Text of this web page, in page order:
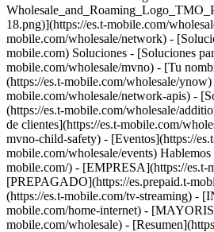
18.png)](https://es.t-mobile.com/
mobile.com/wholesale/network) -
mobile.com) Soluciones - [Soluciones
mobile.com/wholesale/mvno) - [Tu
(https://es.t-mobile.com/wholesale/
mobile.com/wholesale/network-apis) -
(https://es.t-mobile.com/wholesale/
de clientes](https://es.t-mobile.com/
mvno-child-safety) - [Eventos](https://
mobile.com/wholesale/events)
mobile.com/) - [EMPRESA](https://es.t-
[PREPAGADO](https://es.prepaid.t-
(https://es.t-mobile.com/tv-streaming) -
mobile.com/home-internet) -
mobile.com/wholesale) - [Resumen](https://es.t-mobile.com#Summary) - [Historia de clientes](https://es.t-mobile.com#Customer-story) - [Aspectos destacados](https://es.t-mobile.com#Key-takeaways) ![Una niña y un niño están sonriendo. Los dos están mirando el teléfono que tiene la niña.](https://es.t-mobile.com/sdscene7/is/image/Tmusprod/bark-children-apps-mobile-11318550-2:16x9?fmt=jpg&qlt=85%2C0&resMode=sharp2&op_usm=1.75%2C0.3%2C2%2C0) ## Un operador de redes móviles virtuales (MVNO) creado específicamente para la seguridad de los niños en Internet. [Un operador de redes móviles virtuales (MVNO) creado específicamente para la seguridad de los niños en Internet.](https://es.t-mobile.com) Un operador de redes móviles virtuales (MVNO) creado específicamente para la seguridad de los niños en Internet. Cómo Bark se expandió a nivel nacional gracias a T-Mobile Mayorista y Roaming. ## Un operador de redes móviles virtuales (MVNO) creado específicamente para la seguridad de los niños en Internet. # Un operador de redes móviles virtuales (MVNO) creado específicamente para la seguridad de los niños en Internet. Cómo Bark se expandió a nivel nacional gracias a T-Mobile Mayorista y Roaming. ## Un operador de redes móviles virtuales (MVNO) creado específicamente para la seguridad de los niños en Internet. COMPARTE ESTE ARTÍCULO: - [](https://www.linkedin.com/cws/share?url=https%3A%2F%2Fes.t-mobile.com%2Fwholesale%2Fcustomer-success-stories%2Fbark-mvno-child-safety) - [](https://www.facebook.com/sharer/sharer.php?u=https%3A%2F%2Fes.t-mobile.com%2Fwholesale%2Fcustomer-success-stories%2Fbark-mvno-child-safety) - [](https://twitter.com/intent/tweet?url=https%3A%2F%2Fes.t-mobile.com%2Fwholesale%2Fcustomer-success-stories%2Fbark-mvno-child-safety&text=) Resumen ejecutivo. Fundada en 2015, Bark Technologies se ha convertido en líder en seguridad infantil en línea, y protege a más de 7 millones de niños con su servicio de supervisión basado en inteligencia artificial. Sin embargo, incluso con Bark instalado, los teléfonos con sistemas operativos más antiguos seguían siendo vulnerables y difíciles de proteger, lo que llevó a la empresa a ampliar su oferta del software al hardware y lanzar el Bark Phone. Bark se enfrentó a varios retos en su evolución hasta convertirse en proveedor de telefonía. T-Mobile demostró ser el operador móvil capaz de ofrecer la cobertura nacional, la escalabilidad y la flexibilidad de plataforma MVNO necesarias para proporcionar un dispositivo seguro y a prueba de manipulaciones para los niños. *“Con T-Mobile, podemos ofrecer a Bark la mejor solución del mercado. Cuando llega un dispositivo, ya sea un Bark Phone o un Bark Watch, ya viene con el servicio incluido".* De Titania Jordan, CMO, Bark. ![Una mujer y una niña sonríen mientras miran el smartphone que sostiene la mujer.](https://es.t-mobile.com/sdscene7/is/image/Tmusprod/bark-mother-daughter-phone-lifestyle:4x3?fmt=png-alpha&qlt=85%2C0&resMode=sharp2&op_usm=1.75%2C0.3%2C2%2C0) Impulsando un nuevo estándar en seguridad en línea con la solución de operador de redes móviles virtuales (MVNO) de T-Mobile. - Lanzamiento a nivel nacional en la mejor red móvil\*, con una cobertura 5G confiable que llega a familias prácticamente en cualquier lugar. - Una plataforma MVNO flexible que permite a Bark actuar con rapidez, personalizar sus ofertas y adaptarse rápidamente para cumplir con su misión principal de seguridad. - Orientación estratégica y apoyo especializado en materia de dispositivos, adopción de eSIM y la hoja de ruta de la tecnología 5G para garantizar la disponibilidad operativa. La Mejor Red Móvil de EE. UU. según el análisis de Ookla® de los datos de Speedtest Intelligence® del semestre 2 de 2025. Un socio ágil y de confianza para una misión que no podía esperar. Bark se asoció con T-Mobile para que fuera el proveedor exclusivo de servicios móviles del Bark Phone. Este acuerdo sentó las bases para que Bark pudiera ofrecer planes asequibles en la red 5G más grande y rápida del país\*, lo que ayudó a garantizar que sus funciones de seguridad esenciales, como las alertas en tiempo real y el seguimiento por GPS, funcionaran de forma confiable. El resultado fue una solución de seguridad integrada y ya configurada para los padres, fruto de una colaboración que impulsó la innovación en ambas empresas. Al proporcionar una red confiable y apoyo en materia de asesoramiento, T-Mobile permitió a Bark centrarse en su misión principal: analizar miles de millones de actividades en línea y detectar cientos de miles de casos de autolesión y acoso escolar grave en tiempo real, lo que permitió tomar medidas inmediatas. La más rápida según análisis realizado por Ookla® de los datos de Speedtest Intelligence® de resultados nacionales de Speed Score que incluyen velocidades de descarga y carga 5G para el semestre 2 de 2025. Detalles del servicio 5G, cobretura y acceso en espanol.T-Mobile.com. *"La capacidad de avanzar tan rápido como lo hemos hecho en colaboración con T-Mobile. Estamos muy agradecidos porque podemos ayudar a más familias debido a las capacidades que aporta el equipo de ustedes".* De Titania Jordan, CMO, Bark. EL IMPACTO DE BARK 7M+ Niños protegidos 3.2 M.+ Se han detectado casos graves de acoso y autolesiones 11.1B Actividades en línea analizadas en 2025 El poder de una plataforma MVNO flexible. Para lanzar y expandir una nueva línea de dispositivos a nivel nacional, Bark necesitaba una infraestructura digital que fuera a la vez potente y ágil, y un proveedor capaz de actuar con rapidez. La plataforma de [MVNO](https://es.t-mobile.com/wholesale/mvno) de T-Mobile le proporcionó una ventaja clave gracias a su flexibilidad en el aprovisionamiento, la gestión de eSIM y la configuración de planes. Diseñada para permitir a los operadores móviles virtuales (OMV) realizar cambios y personalizaciones rápidamente, la agilidad de la plataforma fue clave para el crecimiento de Bark, lo que permitió realizar ajustes rápidos en la velocidad de datos, la facturación, los planes tarifarios y el aprovisionamiento de dispositivos. Esto permitió un rápido lanzamiento a nivel nacional y garantizó que sus funciones de seguridad contaran siempre con el respaldo de una conexión 5G fiable e ininterrumpida. Esto permitió a Bark crecer rápidamente sin tener que hacer una inversión enorme en la construcción de su propia infraestructura de red. *"Hemos creado una plataforma que ofrece a nuestros socios control operativo real, permite personalizarla desde el primer día y brinda múltiples opciones para que los MVNO evolucionen".* De Emil Liedtke, director sénior de Gestión de Productos, T-Mobile ![Un niño está mirando su reloj inteligente.](https://es.t-mobile.com/sdscene7/is/image/Tmusprod/bark-boy-smartwatch-lifestyle:4x3?fmt=png-alpha&qlt=85%2C0&resMode=sharp2&op_usm=1.75%2C0.3%2C2%2C0) Ampliar la innovación a través de la colaboración. La innovación en esta colaboración va en ambos sentidos. El enfoque de Bark en el recorrido del cliente llevó a T-Mobile a mejorar su plataforma MVNO mayorista con nuevas capacidades. Un ejemplo es la portabilidad del número de teléfono entre